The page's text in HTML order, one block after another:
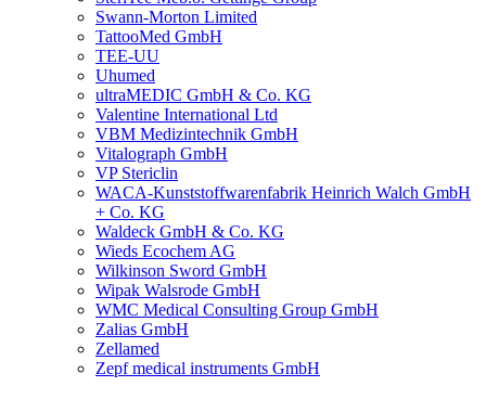
Swann-Morton Limited
TattooMed GmbH
TEE-UU
Uhumed
ultraMEDIC GmbH & Co. KG
Valentine International Ltd
VBM Medizintechnik GmbH
Vitalograph GmbH
VP Stericlin
WACA-Kunststoffwarenfabrik Heinrich Walch GmbH
+ Co. KG
Waldeck GmbH & Co. KG
Wieds Ecochem AG
Wilkinson Sword GmbH
Wipak Walsrode GmbH
WMC Medical Consulting Group GmbH
Zalias GmbH
Zellamed
Zepf medical instruments GmbH